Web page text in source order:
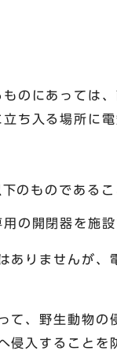
のにあっては
ち入る場所に
のものであるこ
の開閉器を施設
りませんが
、野生動物の
入すること